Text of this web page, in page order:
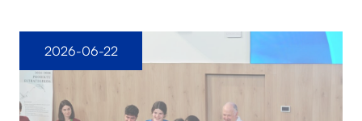
2026-06-22